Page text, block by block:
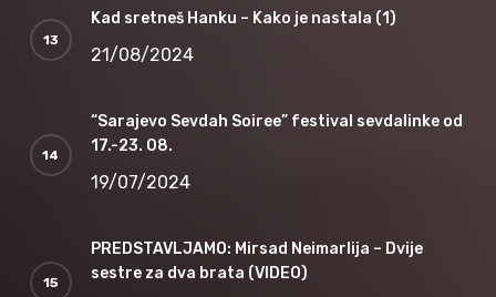
Kad sretneš Hanku – Kako je nastala (1)
21/08/2024
“Sarajevo Sevdah Soiree” festival sevdalinke od
17.-23. 08.
19/07/2024
PREDSTAVLJAMO: Mirsad Neimarlija – Dvije
sestre za dva brata (VIDEO)